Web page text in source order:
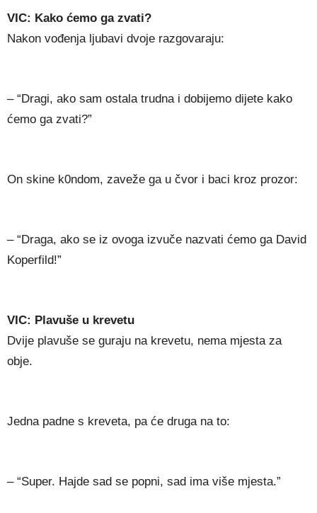
VIC: Kako ćemo ga zvati?
Nakon vođenja ljubavi dvoje razgovaraju:
– “Dragi, ako sam ostala trudna i dobijemo dijete kako
ćemo ga zvati?”
On skine k0ndom, zaveže ga u čvor i baci kroz prozor:
– “Draga, ako se iz ovoga izvuče nazvati ćemo ga David
Koperfild!”
VIC: Plavuše u krevetu
Dvije plavuše se guraju na krevetu, nema mjesta za
obje.
Jedna padne s kreveta, pa će druga na to:
– “Super. Hajde sad se popni, sad ima više mjesta.”